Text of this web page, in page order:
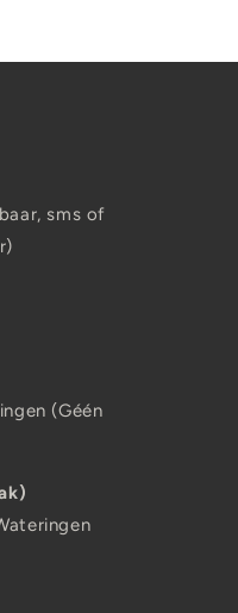
sms of
(Géén